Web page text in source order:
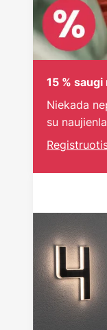
15 %
Niekada
su